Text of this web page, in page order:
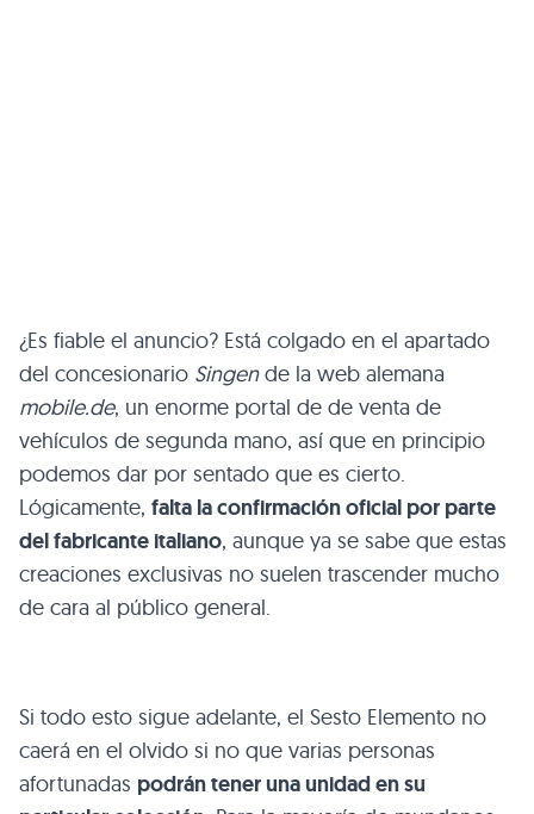
¿Es fiable el anuncio? Está colgado en el apartado
del concesionario Singende la web alemana
mobile.de, un enorme portal de de venta de
vehículos de segunda mano, así que en principio
podemos dar por sentado que es cierto.
Lógicamente, falta la confirmación oficial por parte
del fabricante italiano, aunque ya se sabe que estas
creaciones exclusivas no suelen trascender mucho
de cara al público general.
Si todo esto sigue adelante, el Sesto Elemento no
caerá en el olvido si no que varias personas
afortunadas podrán tener una unidad en su